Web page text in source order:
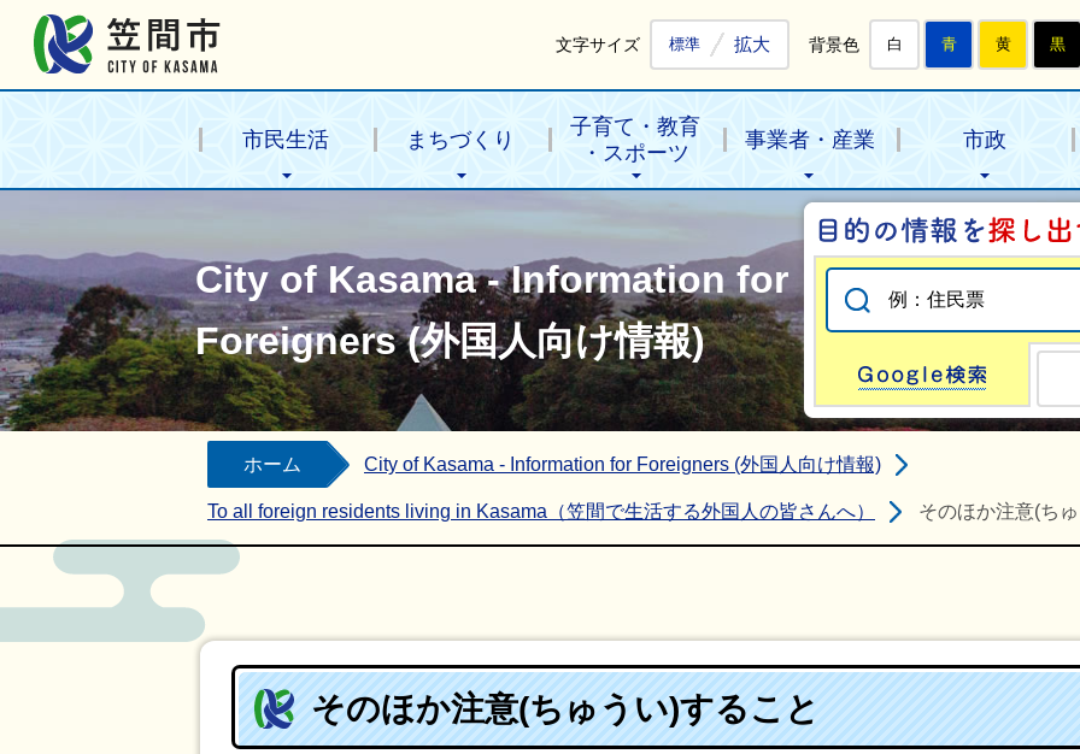
文字サイズ 標準 拡大 背景色 白 青 黄 黒
市民生活 まちづくり
子育て・教育
・スポーツ
事業者・産業 市政
City of Kasama - Information for
Foreigners (外国人向け情報)
ホーム City of Kasama - Information for Foreigners (外国人向け情報)
To all foreign residents living in Kasama（笠間で生活する外国人の皆さんへ） そのほか注意(ち
そのほか注意(ちゅうい)すること